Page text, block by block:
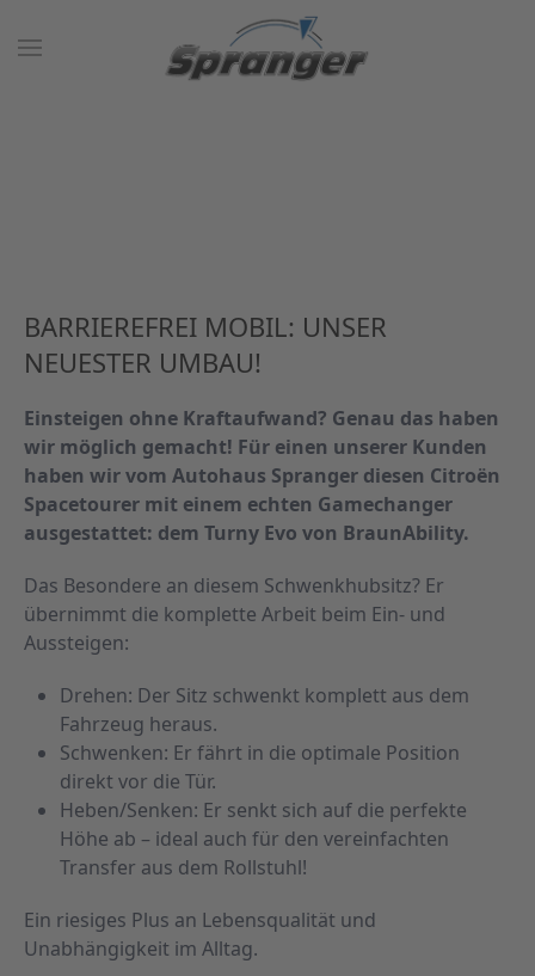
BARRIEREFREI MOBIL: UNSER
NEUESTER UMBAU!
Einsteigen ohne Kraftaufwand? Genau das haben
wir möglich gemacht! Für einen unserer Kunden
haben wir vom Autohaus Spranger diesen Citroën
Spacetourer mit einem echten Gamechanger
ausgestattet: dem Turny Evo von BraunAbility.
Das Besondere an diesem Schwenkhubsitz? Er
übernimmt die komplette Arbeit beim Ein- und
Aussteigen:
Drehen: Der Sitz schwenkt komplett aus dem
Fahrzeug heraus.
Schwenken: Er fährt in die optimale Position
direkt vor die Tür.
Heben/Senken: Er senkt sich auf die perfekte
Höhe ab – ideal auch für den vereinfachten
Transfer aus dem Rollstuhl!
Ein riesiges Plus an Lebensqualität und
Unabhängigkeit im Alltag.